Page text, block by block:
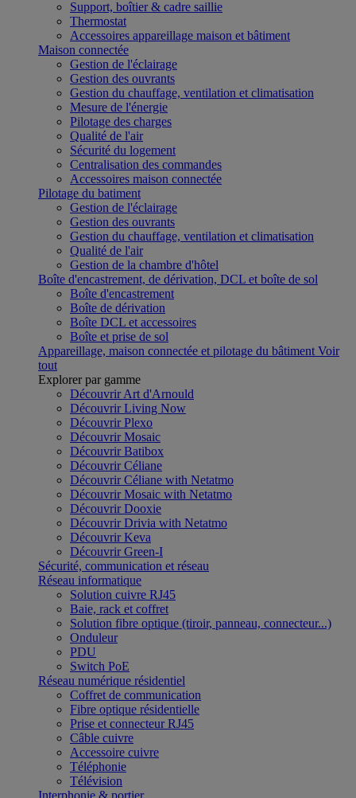
Support, boîtier & cadre saillie
Thermostat
Accessoires appareillage maison et bâtiment
Maison connectée
Gestion de l'éclairage
Gestion des ouvrants
Gestion du chauffage, ventilation et climatisation
Mesure de l'énergie
Pilotage des charges
Qualité de l'air
Sécurité du logement
Centralisation des commandes
Accessoires maison connectée
Pilotage du batiment
Gestion de l'éclairage
Gestion des ouvrants
Gestion du chauffage, ventilation et climatisation
Qualité de l'air
Gestion de la chambre d'hôtel
Boîte d'encastrement, de dérivation, DCL et boîte de sol
Boîte d'encastrement
Boîte de dérivation
Boîte DCL et accessoires
Boîte et prise de sol
Appareillage, maison connectée et pilotage du bâtiment Voir
tout
Explorer par gamme
Découvrir Art d'Arnould
Découvrir Living Now
Découvrir Plexo
Découvrir Mosaic
Découvrir Batibox
Découvrir Céliane
Découvrir Céliane with Netatmo
Découvrir Mosaic with Netatmo
Découvrir Dooxie
Découvrir Drivia with Netatmo
Découvrir Keva
Découvrir Green-I
Sécurité, communication et réseau
Réseau informatique
Solution cuivre RJ45
Baie, rack et coffret
Solution fibre optique (tiroir, panneau, connecteur...)
Onduleur
PDU
Switch PoE
Réseau numérique résidentiel
Coffret de communication
Fibre optique résidentielle
Prise et connecteur RJ45
Câble cuivre
Accessoire cuivre
Téléphonie
Télévision
Interphonie & portier